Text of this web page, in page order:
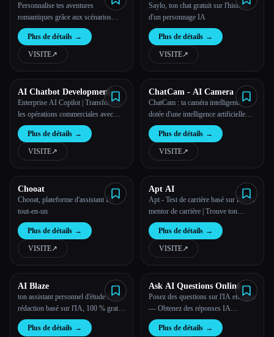
Personnalise tes aventures
romantiques grâce aux scénarios
interactifs de Supafriends.
Plus de détails →
VISITE↗︎
Saylo, ton chat gratuit sur l'histoire
d'un personnage IA
Plus de détails →
VISITE↗︎
AI Chatbot Development
Services
Enterprise AI Copilot | Transformez
les opérations commerciales avec
Intellectyx
Plus de détails →
VISITE↗︎
ChatCam - AI Camera
ChatCam : ta caméra intelligente
dotée d'une intelligence artificielle
pour une assistance instantanée
Plus de détails →
VISITE↗︎
Chooat
Chooat, plateforme d'assistant IA
tout-en-un
Plus de détails →
VISITE↗︎
Apt AI
Apt - Test de carrière basé sur l'IA et
mentor de carrière | Trouve ton
parcours professionnel idéal
Plus de détails →
VISITE↗︎
AI Blaze
ton assistant personnel d'étude et de
rédaction basé sur l'IA, 100 % gratuit
pour les étudiants
Plus de détails →
Ask AI Questions Online
Posez des questions sur l'IA en ligne
— Obtenez des réponses IA
gratuites en quelques secondes
Plus de détails →